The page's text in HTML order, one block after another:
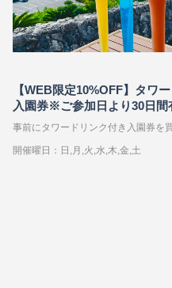
【WEB限定10%OFF】タワ
入園券※ご参加日より30日間
開催曜日：日,月,火,水,木,金,土